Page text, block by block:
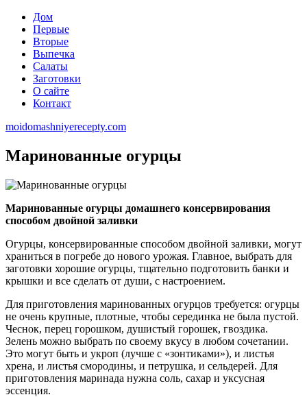
Дом
Первые
Вторые
Выпечка
Салаты
Заготовки
О сайте
Контакт
moidomashniyerecepty.com
Маринованные огурцы
Маринованные огурцы домашнего консервирования
способом двойной заливки
Огурцы, консервированные способом двойной заливки, могут
храниться в погребе до нового урожая. Главное, выбрать для
заготовки хорошие огурцы, тщательно подготовить банки и
крышки и все сделать от души, с настроением.
Для приготовления маринованных огурцов требуется: огурцы
не очень крупные, плотные, чтобы серединка не была пустой.
Чеснок, перец горошком, душистый горошек, гвоздика.
Зелень можно выбрать по своему вкусу в любом сочетании.
Это могут быть и укроп (лучше с «зонтиками»), и листья
хрена, и листья смородины, и петрушка, и сельдерей. Для
приготовления маринада нужна соль, сахар и уксусная
эссенция.